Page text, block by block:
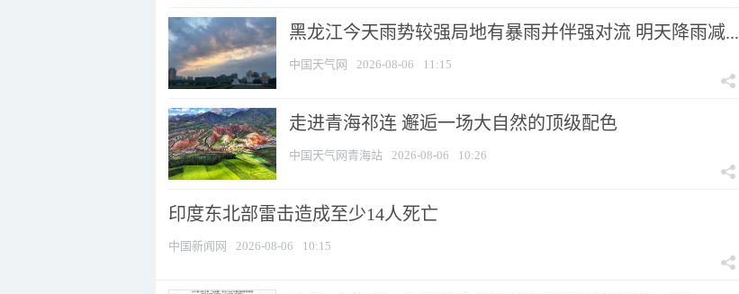
黑龙江今天雨势较强局地有暴雨并伴强对流 明天降雨减...
中国天气网 2026-08-06 11:15
走进青海祁连 邂逅一场大自然的顶级配色
中国天气网青海站 2026-08-06 10:26
印度东北部雷击造成至少14人死亡
中国新闻网 2026-08-06 10:15